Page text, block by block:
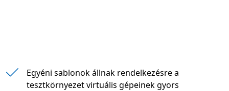
Egyéni sablonok állnak rendelkezésre a
tesztkörnyezet virtuális gépeinek gyors